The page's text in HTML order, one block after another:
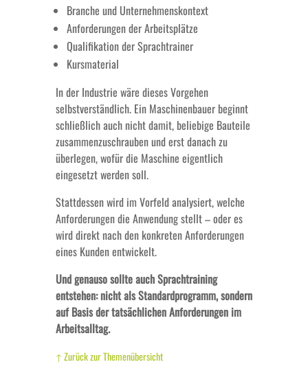
Branche und Unternehmenskontext
Anforderungen der Arbeitsplätze
Qualifikation der Sprachtrainer
Kursmaterial
In der Industrie wäre dieses Vorgehen
selbstverständlich. Ein Maschinenbauer beginnt
schließlich auch nicht damit, beliebige Bauteile
zusammenzuschrauben und erst danach zu
überlegen, wofür die Maschine eigentlich
eingesetzt werden soll.
Stattdessen wird im Vorfeld analysiert, welche
Anforderungen die Anwendung stellt – oder es
wird direkt nach den konkreten Anforderungen
eines Kunden entwickelt.
Und genauso sollte auch Sprachtraining
entstehen: nicht als Standardprogramm, sondern
auf Basis der tatsächlichen Anforderungen im
Arbeitsalltag.
↑ Zurück zur Themenübersicht